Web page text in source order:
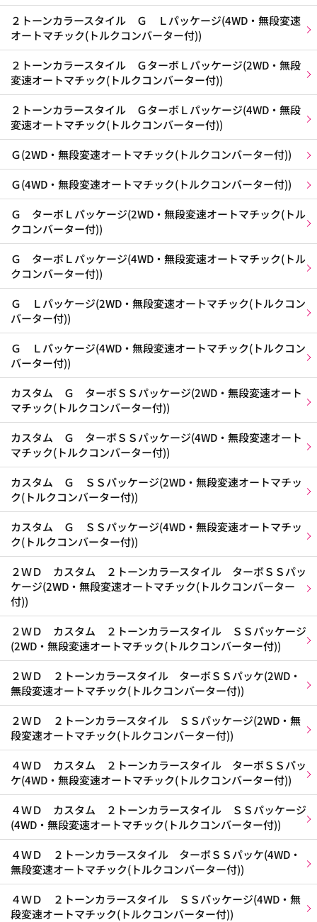
２トーンカラースタイル Ｇ Ｌパッケージ(4WD・無段変速
オートマチック(トルクコンバーター付))
２トーンカラースタイル ＧターボＬパッケージ(2WD・無段
変速オートマチック(トルクコンバーター付))
２トーンカラースタイル ＧターボＬパッケージ(4WD・無段
変速オートマチック(トルクコンバーター付))
Ｇ(2WD・無段変速オートマチック(トルクコンバーター付))
Ｇ(4WD・無段変速オートマチック(トルクコンバーター付))
Ｇ ターボＬパッケージ(2WD・無段変速オートマチック(トル
クコンバーター付))
Ｇ ターボＬパッケージ(4WD・無段変速オートマチック(トル
クコンバーター付))
Ｇ Ｌパッケージ(2WD・無段変速オートマチック(トルクコン
バーター付))
Ｇ Ｌパッケージ(4WD・無段変速オートマチック(トルクコン
バーター付))
カスタム Ｇ ターボＳＳパッケージ(2WD・無段変速オート
マチック(トルクコンバーター付))
カスタム Ｇ ターボＳＳパッケージ(4WD・無段変速オート
マチック(トルクコンバーター付))
カスタム Ｇ ＳＳパッケージ(2WD・無段変速オートマチッ
ク(トルクコンバーター付))
カスタム Ｇ ＳＳパッケージ(4WD・無段変速オートマチッ
ク(トルクコンバーター付))
２ＷＤ カスタム ２トーンカラースタイル ターボＳＳパッ
ケージ(2WD・無段変速オートマチック(トルクコンバーター
付))
２ＷＤ カスタム ２トーンカラースタイル ＳＳパッケージ
(2WD・無段変速オートマチック(トルクコンバーター付))
２ＷＤ ２トーンカラースタイル ターボＳＳパッケ(2WD・
無段変速オートマチック(トルクコンバーター付))
２ＷＤ ２トーンカラースタイル ＳＳパッケージ(2WD・無
段変速オートマチック(トルクコンバーター付))
４ＷＤ カスタム ２トーンカラースタイル ターボＳＳパッ
ケ(4WD・無段変速オートマチック(トルクコンバーター付))
４ＷＤ カスタム ２トーンカラースタイル ＳＳパッケージ
(4WD・無段変速オートマチック(トルクコンバーター付))
４ＷＤ ２トーンカラースタイル ターボＳＳパッケ(4WD・
無段変速オートマチック(トルクコンバーター付))
４ＷＤ ２トーンカラースタイル ＳＳパッケージ(4WD・無
段変速オートマチック(トルクコンバーター付))